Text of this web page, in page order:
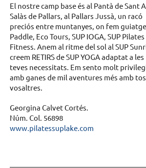
El nostre camp base és al Pantà de Sant
Salàs de Pallars, al Pallars Jussà, un racó
preciós entre muntanyes, on fem
Paddle, Eco Tours, SUP IOGA, SUP Pilates
Fitness. Anem al ritme del sol al SUP
creem RETIRS de SUP YOGA adaptat a les
teves necessitats. Em sento molt
amb ganes de mil aventures més amb tos
vosaltres.
Georgina Calvet Cortés.
Núm. Col. 56898
www.pilatessuplake.com